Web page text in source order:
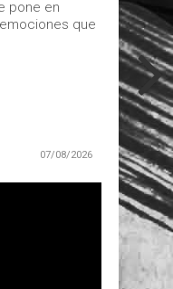
pone en
que
07/08/2026